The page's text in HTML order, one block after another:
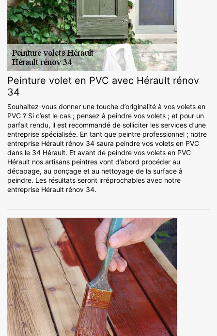
Peinture volet en PVC avec Hérault rénov
34
Souhaitez-vous donner une touche d’originalité à vos volets en
PVC ? Si c’est le cas ; pensez à peindre vos volets ; et pour un
parfait rendu, il est recommandé de solliciter les services d’une
entreprise spécialisée. En tant que peintre professionnel ; notre
entreprise Hérault rénov 34 saura peindre vos volets en PVC
dans le 34 Hérault. Et avant de peindre vos volets en PVC
Hérault nos artisans peintres vont d’abord procéder au
décapage, au ponçage et au nettoyage de la surface à
peindre. Les résultats seront irréprochables avec notre
entreprise Hérault rénov 34.